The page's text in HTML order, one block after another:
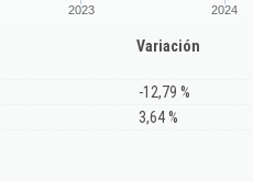
2023 2024
Variación
-12,79 %
3,64 %